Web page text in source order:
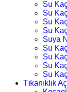
Su
Su
Su
Su
Suya
Su
Su
Su
Su
Tıkanıklık